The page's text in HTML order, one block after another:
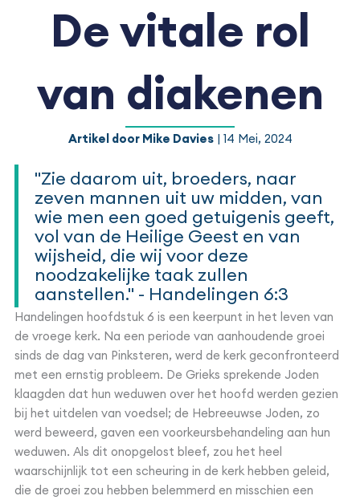
De vitale rol
van diakenen
Artikel door Mike Davies| 14 Mei, 2024
"Zie daarom uit, broeders, naar
zeven mannen uit uw midden, van
wie men een goed getuigenis geeft,
vol van de Heilige Geest en van
wijsheid, die wij voor deze
noodzakelijke taak zullen
aanstellen." - Handelingen 6:3
Handelingen hoofdstuk 6 is een keerpunt in het leven van
de vroege kerk. Na een periode van aanhoudende groei
sinds de dag van Pinksteren, werd de kerk geconfronteerd
met een ernstig probleem. De Grieks sprekende Joden
klaagden dat hun weduwen over het hoofd werden gezien
bij het uitdelen van voedsel; de Hebreeuwse Joden, zo
werd beweerd, gaven een voorkeursbehandeling aan hun
weduwen. Als dit onopgelost bleef, zou het heel
waarschijnlijk tot een scheuring in de kerk hebben geleid,
die de groei zou hebben belemmerd en misschien een